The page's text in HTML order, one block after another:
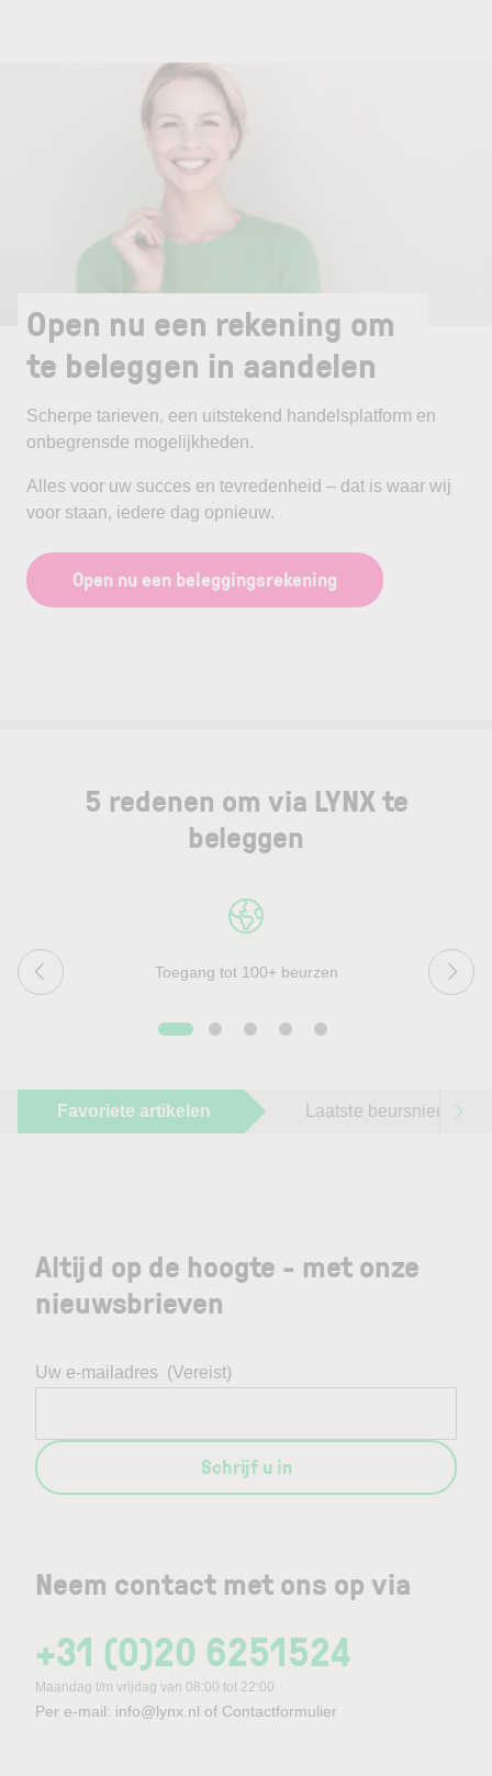
Open nu een rekening om
te beleggen in aandelen
Scherpe tarieven, een uitstekend handelsplatform en
onbegrensde mogelijkheden.
Alles voor uw succes en tevredenheid – dat is waar wij
voor staan, iedere dag opnieuw.
Open nu een beleggingsrekening
5 redenen om via LYNX te
beleggen
Toegang tot 100+ beurzen
Favoriete artikelen Laatste beursnieuws
Neem contact met ons op via
+31 (0)20 6251524
Maandag t/m vrijdag van 08:00 tot 22:00
Per e-mail: info@lynx.nl of Contactformulier
Altijd op de hoogte - met onze
nieuwsbrieven
Uw e-mailadres (Vereist)
Schrijf u in